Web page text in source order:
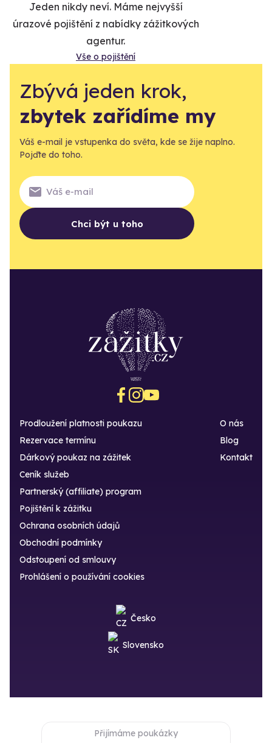
Jeden nikdy neví. Máme nejvyšší
úrazové pojištění z nabídky zážitkových
agentur.
Vše o pojištění
Zbývá jeden krok,
zbytek zařídíme my
Váš e-mail je vstupenka do světa, kde se žije naplno.
Pojďte do toho.
Chci být u toho
Prodloužení platnosti poukazu
Rezervace termínu
Dárkový poukaz na zážitek
O nás
Blog
Kontakt
Ceník služeb
Partnerský (affiliate) program
Pojištění k zážitku
Ochrana osobních údajů
Obchodní podmínky
Odstoupení od smlouvy
Prohlášení o používání cookies
Česko
Slovensko
Přijímáme poukázky